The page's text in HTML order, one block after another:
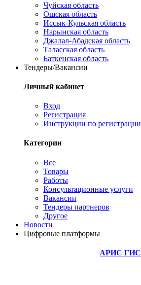
Чуйская область
Ошская область
Иссык-Кульская область
Нарынская область
Джалал-Абадская область
Таласская область
Баткенская область
Тендеры/Вакансии
Личный кабинет
Вход
Регистрация
Инструкции по регистрации
Категории
Все
Товары
Работы
Консультационные услуги
Вакансии
Тендеры партнеров
Другое
Новости
Цифровые платформы
АРИС ГИС